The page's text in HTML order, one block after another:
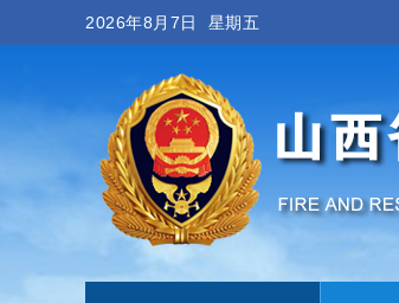
2026年8月7日 星期五